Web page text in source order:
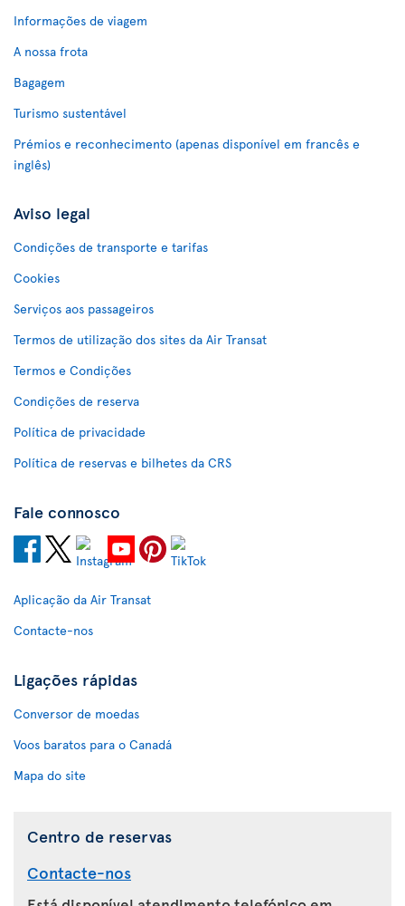
Informações de viagem
A nossa frota
Bagagem
Turismo sustentável
Prémios e reconhecimento (apenas disponível em francês e
inglês)
Aviso legal
Condições de transporte e tarifas
Cookies
Serviços aos passageiros
Termos de utilização dos sites da Air Transat
Termos e Condições
Condições de reserva
Política de privacidade
Política de reservas e bilhetes da CRS
Fale connosco
Aplicação da Air Transat
Contacte-nos
Ligações rápidas
Conversor de moedas
Voos baratos para o Canadá
Mapa do site
Centro de reservas
Contacte-nos